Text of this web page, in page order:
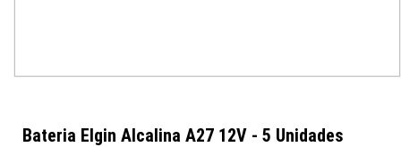
Bateria Elgin Alcalina A27 12V - 5 Unidades